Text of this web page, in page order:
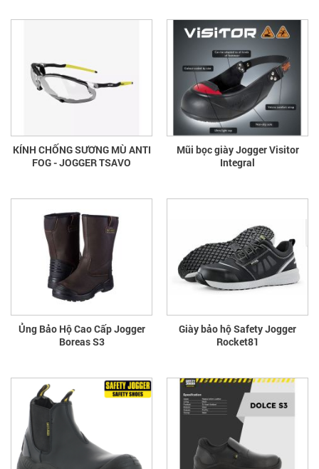
KÍNH CHỐNG SƯƠNG MÙ ANTI
FOG - JOGGER TSAVO
Mũi bọc giày Jogger Visitor
Integral
Ủng Bảo Hộ Cao Cấp Jogger
Boreas S3
Giày bảo hộ Safety Jogger
Rocket81